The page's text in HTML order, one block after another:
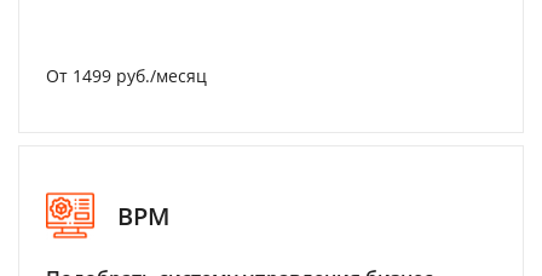
От 1499 руб./месяц
BPM